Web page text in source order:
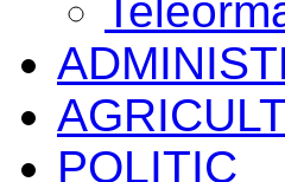
POLITIC